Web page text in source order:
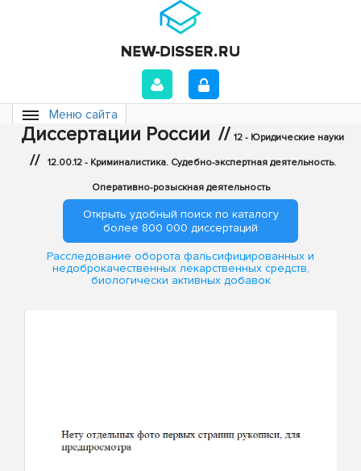
Меню сайта
Диссертации России // 12 - Юридические науки
// 12.00.12 - Криминалистика. Судебно-экспертная деятельность.
Оперативно-розыскная деятельность
Открыть удобный поиск по каталогу
более 800 000 диссертаций
Расследование оборота фальсифицированных и
недоброкачественных лекарственных средств,
биологически активных добавок